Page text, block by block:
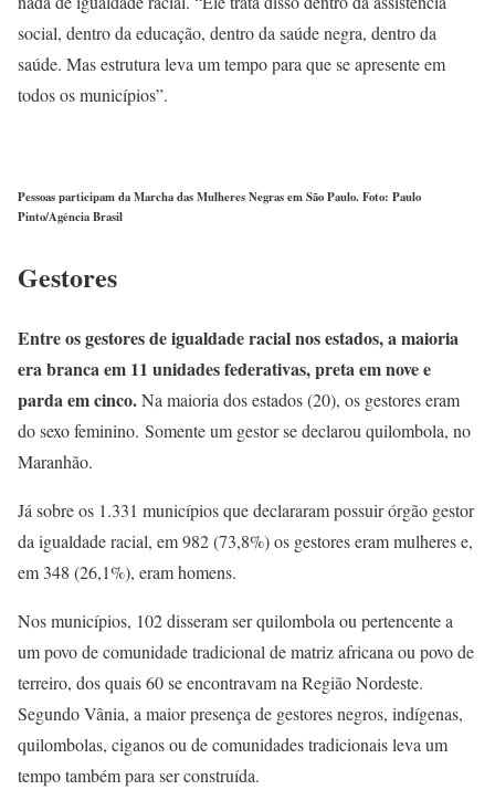
social, dentro da educação, dentro da saúde negra, dentro da
saúde. Mas estrutura leva um tempo para que se apresente em
todos os municípios”.
Pessoas participam da Marcha das Mulheres Negras em São Paulo. Foto: Paulo
Pinto/Agência Brasil
Gestores
Entre os gestores de igualdade racial nos estados, a maioria
era branca em 11 unidades federativas, preta em nove e
parda em cinco.Na maioria dos estados (20), os gestores eram
do sexo feminino. Somente um gestor se declarou quilombola, no
Maranhão.
Já sobre os 1.331 municípios que declararam possuir órgão gestor
da igualdade racial, em 982 (73,8%) os gestores eram mulheres e,
em 348 (26,1%), eram homens.
Nos municípios, 102 disseram ser quilombola ou pertencente a
um povo de comunidade tradicional de matriz africana ou povo de
terreiro, dos quais 60 se encontravam na Região Nordeste.
Segundo Vânia, a maior presença de gestores negros, indígenas,
quilombolas, ciganos ou de comunidades tradicionais leva um
tempo também para ser construída.